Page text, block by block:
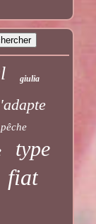
giulia
type
fiat